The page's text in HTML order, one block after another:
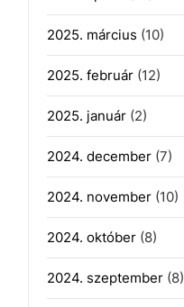
2025. március (10)
2025. február(12)
2025. január(2)
2024. december(7)
2024. november(10)
2024. október(8)
2024. szeptember(8)